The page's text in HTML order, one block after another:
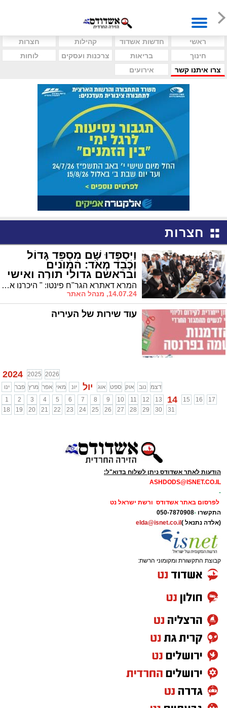
ראשי חדשות אשדוד קהילות
חצרות
חינוך
בריאות צרכנות ועסקים
לוחות
צרו איתנו קשר
אירועים
חצרות
וַיִּסְפְּדוּ שָׁם מִסְפֵּד גָּדוֹל
וְכָבֵד מְאֹד: המונים
ובראשם גדולי תורה ואישי
ציבור בניחום אבלים בבית
משפחת הגר"י דרעי זצ"ל
המרא דאתרא הגר"ח פינטו: " היכרנו את רבי יהודה בצדקתו, בתורתו ובגדולתו"
14.07.24, מנהל האתר
עוד שירות של העיריה
2024 2025 2026
ינו
פבר מרץ אפר מאי יונ יול אוג ספט אוק נוב
דצמ
1
2 3 4 5 6 7 8 9 10 11 12 13 14 15 16
17
18
19 20 21 22 23 24 25 26 27 28 29 30 31
הודעות לאתר אשדודס ניתן לשלוח בדוא"ל:
ASHDODS@ISNET.CO.IL
-
לפרסום באתר אשדודס ורשת ישראל נט
התקשרו -
050-7870908
(אלדה נתנאל ) elda@isnet.co.il
קבוצת התקשורת ומקומוני הרשת: